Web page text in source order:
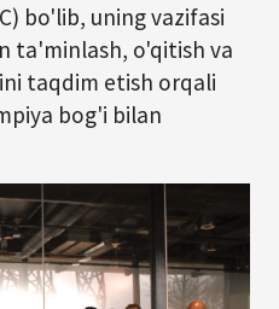
bo'lib, uning vazifasi
ta'minlash, o'qitish va
taqdim etish orqali
bog'i bilan